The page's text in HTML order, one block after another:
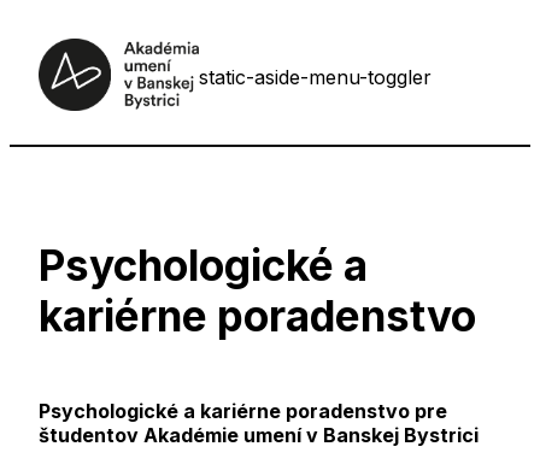
static-aside-menu-toggler
Psychologické a
kariérne poradenstvo
Psychologické a kariérne poradenstvo pre
študentov Akadémie umení v Banskej Bystrici